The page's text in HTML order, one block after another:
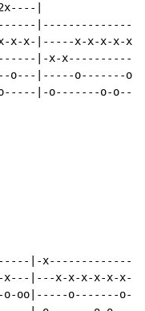
|
x-x-|-----x-x-x-x-x-
|-x-
o---|-----o-------
|-o-------o-
|-
x---|---x-x-x-x-x-x-
oo|-----o-------